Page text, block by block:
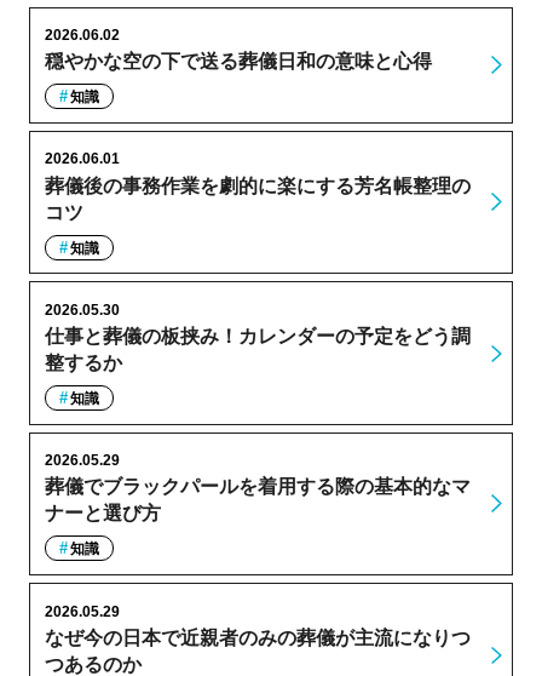
穏やかな空の下で送る葬儀日和の意味と心得
2026.06.02
知識
葬儀後の事務作業を劇的に楽にする芳名帳整理の
コツ
2026.06.01
知識
仕事と葬儀の板挟み！カレンダーの予定をどう調
整するか
2026.05.30
知識
葬儀でブラックパールを着用する際の基本的なマ
ナーと選び方
2026.05.29
知識
なぜ今の日本で近親者のみの葬儀が主流になりつ
つあるのか
2026.05.29